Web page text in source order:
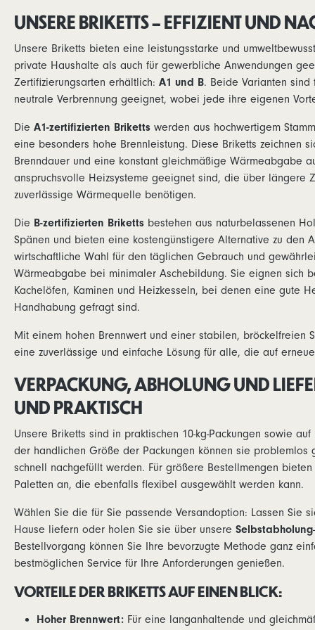
kompakte 10 kg Verpackung ist besonders
handlich und ermöglicht Ihnen eine
für den privaten Gebrauch oder kleinere
Anwendungen. Unsere Briketts erfüllen die
DIN EN ISO 17225-3-Norm für Brennstoffe,
die strenge Anforderungen an Qualität,
Brennwert und Umweltfreundlichkeit stellt.
Briketts den höchsten Standards
entsprechen und eine saubere, effiziente
Verbrennung gewährleisten. Vorteile der 10
kg Packungen:Flexibilität: Die praktischen 10
kg Packungen lassen sich problemlos
lagern und entnehmen.Hohe Effizienz: A1-
zertifiziertes Stammholz sorgt für eine
Wärme.Komfortable Handhabung: Die
handlichen Packungen ermöglichen eine
einfache und platzsparende
Aufbewahrung.Nachhaltigkeit: CO2-neutrale
Verbrennung dank Holz aus nachhaltig
bewirtschafteten Wäldern.Hergestellt nach
DIN EN ISO 17225-3: Erfüllt die
europäischen Qualitätsnormen für
Brennstoffe.PEFC-zertifiziert: Holz aus
nachhaltig bewirtschafteten, zertifizierten
Wäldern.Selbstabholung oder Versand
Bestellmöglichkeit – wählen Sie zwischen
direkter Lieferung oder der praktischen
Selbstabholung vor Ort. So erhalten Sie Ihre
Briketts ganz nach Ihren Bedürfnissen – ob
einzeln in handlichen 10 kg-Packungen oder
als größere Menge auf Europaletten.Bitte
beachten Sie:Aus logistischen Gründen ist
der Versand auf maximal zwei Packungen
pro Bestellung begrenzt. Für größere
Mengen steht Ihnen unsere Selbstabholung
zur Verfügung oder Sie kontaktieren uns für
eine individuelle Versandlösung.
aus. Die
17225-3-
lagern und
für
der 10 kg
sich
über
Herkunft:
nachhaltig
Profitieren
wählen
oder der
Versand
steht
Verfügung
eine
UNSERE BRIKETTS – EFFIZIENT UND
Unsere Briketts bieten eine leistungsstarke und
private Haushalte als auch für gewerbliche Anwendungen
Zertifizierungsarten erhältlich: A1 und B. Beide Varianten sind
neutrale Verbrennung geeignet, wobei jede ihre eigenen
Die A1-zertifizierten Briketts werden aus hochwertigem
eine besonders hohe Brennleistung. Diese Briketts zeichnen
Brenndauer und eine konstant gleichmäßige Wärmeabgabe
anspruchsvolle Heizsysteme geeignet sind, die über längere
zuverlässige Wärmequelle benötigen.
Die B-zertifizierten Briketts bestehen aus naturbelassenen
Spänen und bieten eine kostengünstigere Alternative zu den
wirtschaftliche Wahl für den täglichen Gebrauch und
Wärmeabgabe bei minimaler Aschebildung. Sie eignen sich
Kachelöfen, Kaminen und Heizkesseln, bei denen eine gute
Handhabung gefragt sind.
Mit einem hohen Brennwert und einer stabilen, bröckelfreien
eine zuverlässige und einfache Lösung für alle, die auf
VERPACKUNG, ABHOLUNG UND
UND PRAKTISCH
Unsere Briketts sind in praktischen 10-kg-Packungen sowie
der handlichen Größe der Packungen können sie problemlos
schnell nachgefüllt werden. Für größere Bestellmengen
Paletten an, die ebenfalls flexibel ausgewählt werden kann.
Wählen Sie die für Sie passende Versandoption: Lassen Sie
Hause liefern oder holen Sie sie über unsere Selbstabholung
Bestellvorgang können Sie Ihre bevorzugte Methode ganz
bestmöglichen Service für Ihre Anforderungen genießen.
VORTEILE DER BRIKETTS AUF EINEN BLICK:
Hoher Brennwert: Für eine langanhaltende und